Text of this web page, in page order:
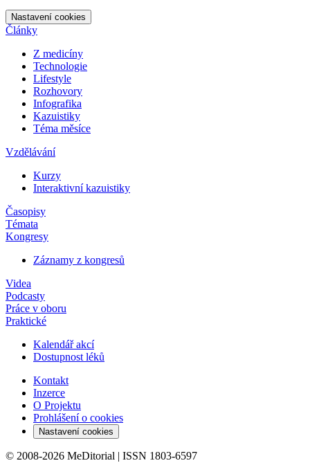
Nastavení cookies
Články
Z medicíny
Technologie
Lifestyle
Rozhovory
Infografika
Kazuistiky
Téma měsíce
Vzdělávání
Kurzy
Interaktivní kazuistiky
Časopisy
Témata
Kongresy
Záznamy z kongresů
Videa
Podcasty
Práce v oboru
Praktické
Kalendář akcí
Dostupnost léků
Kontakt
Inzerce
O Projektu
Prohlášení o cookies
Nastavení cookies
© 2008-2026 MeDitorial | ISSN 1803-6597